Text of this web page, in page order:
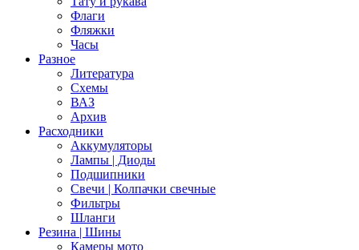
Флаги
Фляжки
Часы
Разное
Литература
Схемы
ВАЗ
Архив
Расходники
Аккумуляторы
Лампы | Диоды
Подшипники
Свечи | Колпачки свечные
Фильтры
Шланги
Резина | Шины
Камеры мото